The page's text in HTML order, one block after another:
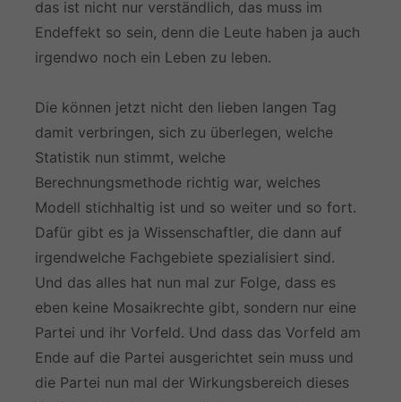
das ist nicht nur verständlich, das muss im
Endeffekt so sein, denn die Leute haben ja auch
irgendwo noch ein Leben zu leben.
Die können jetzt nicht den lieben langen Tag
damit verbringen, sich zu überlegen, welche
Statistik nun stimmt, welche
Berechnungsmethode richtig war, welches
Modell stichhaltig ist und so weiter und so fort.
Dafür gibt es ja Wissenschaftler, die dann auf
irgendwelche Fachgebiete spezialisiert sind.
Und das alles hat nun mal zur Folge, dass es
eben keine Mosaikrechte gibt, sondern nur eine
Partei und ihr Vorfeld. Und dass das Vorfeld am
Ende auf die Partei ausgerichtet sein muss und
die Partei nun mal der Wirkungsbereich dieses